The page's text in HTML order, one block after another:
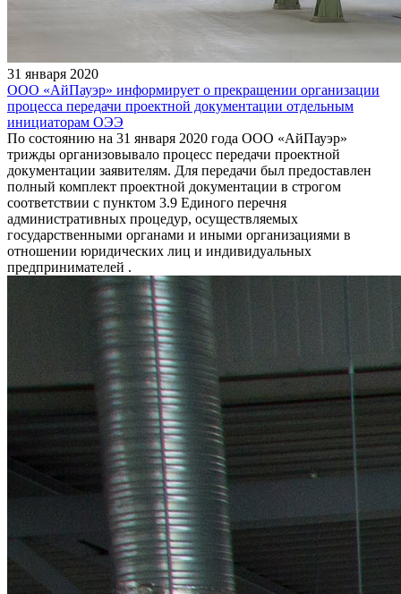
31 января 2020
ООО «АйПауэр» информирует о прекращении организации
процесса передачи проектной документации отдельным
инициаторам ОЭЭ
По состоянию на 31 января 2020 года ООО «АйПауэр»
трижды организовывало процесс передачи проектной
документации заявителям. Для передачи был предоставлен
полный комплект проектной документации в строгом
соответствии с пунктом 3.9 Единого перечня
административных процедур, осуществляемых
государственными органами и иными организациями в
отношении юридических лиц и индивидуальных
предпринимателей .